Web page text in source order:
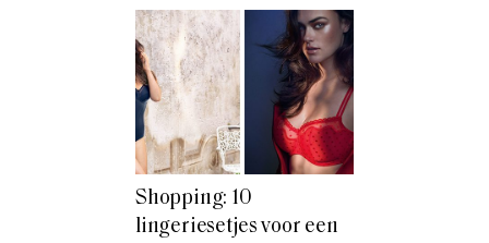
Shopping: 10
lingeriesetjes voor een